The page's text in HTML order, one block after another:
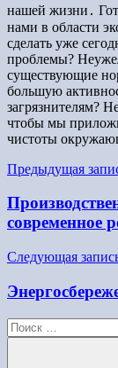
нашей жизни․
нами в области
сделать уже
проблемы?
существующие
большую
загрязнителям?
чтобы мы
чистоты
Навигация
по
записям
Предыдущая
современное
Следующая
Поиск
для: